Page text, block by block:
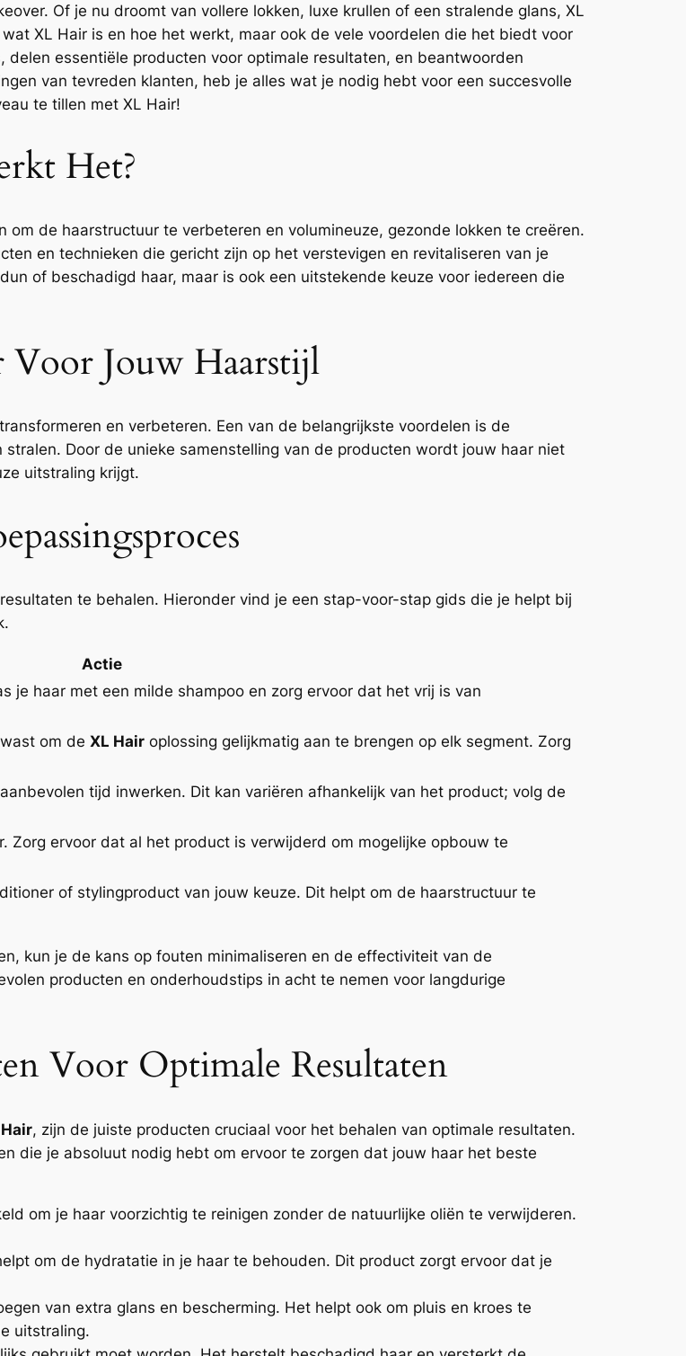
Of je nu droomt van vollere lokken, luxe krullen of een stralende glans, XL
XL Hair is en hoe het werkt, maar ook de vele voordelen die het biedt voor
essentiële producten voor optimale resultaten, en beantwoorden
van tevreden klanten, heb je alles wat je nodig hebt voor een succesvolle
te tillen met XL Hair!
Het?
de haarstructuur te verbeteren en volumineuze, gezonde lokken te creëren.
en technieken die gericht zijn op het verstevigen en revitaliseren van je
of beschadigd haar, maar is ook een uitstekende keuze voor iedereen die
Jouw Haarstijl
en verbeteren. Een van de belangrijkste voordelen is de
Door de unieke samenstelling van de producten wordt jouw haar niet
uitstraling krijgt.
te behalen. Hieronder vind je een stap-voor-stap gids die je helpt bij
Actie
je haar met een milde shampoo en zorg ervoor dat het vrij is van
om de XL Hair oplossing gelijkmatig aan te brengen op elk segment. Zorg
tijd inwerken. Dit kan variëren afhankelijk van het product; volg de
Zorg ervoor dat al het product is verwijderd om mogelijke opbouw te
of stylingproduct van jouw keuze. Dit helpt om de haarstructuur te
kun je de kans op fouten minimaliseren en de effectiviteit van de
producten en onderhoudstips in acht te nemen voor langdurige
Voor Optimale Resultaten
, zijn de juiste producten cruciaal voor het behalen van optimale resultaten.
die je absoluut nodig hebt om ervoor te zorgen dat jouw haar het beste
om je haar voorzichtig te reinigen zonder de natuurlijke oliën te verwijderen.
om de hydratatie in je haar te behouden. Dit product zorgt ervoor dat je
van extra glans en bescherming. Het helpt ook om pluis en kroes te
uitstraling.